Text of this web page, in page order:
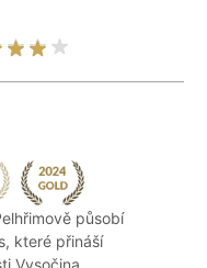
působí
které přináší
Vysočina.